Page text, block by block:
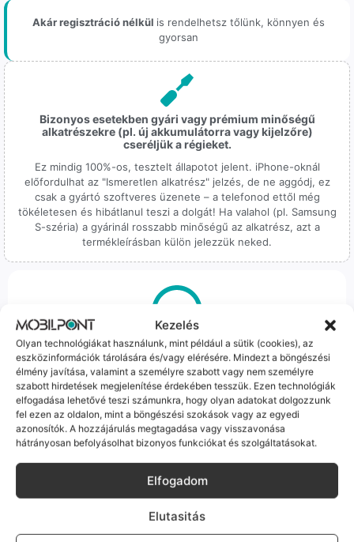
Kezelés
Olyan technológiákat használunk, mint például a sütik (cookies), az
eszközinformációk tárolására és/vagy elérésére. Mindezt a böngészési
élmény javítása, valamint a személyre szabott vagy nem személyre
szabott hirdetések megjelenítése érdekében tesszük. Ezen technológiák
elfogadása lehetővé teszi számunkra, hogy olyan adatokat dolgozzunk
fel ezen az oldalon, mint a böngészési szokások vagy az egyedi
azonosítók. A hozzájárulás megtagadása vagy visszavonása
hátrányosan befolyásolhat bizonyos funkciókat és szolgáltatásokat.
Elfogadom
Elutasitás
Akár regisztráció nélkül is rendelhetsz tőlünk, könnyen és
gyorsan
Bizonyos esetekben gyári vagy prémium minőségű
alkatrészekre (pl. új akkumulátorra vagy kijelzőre)
cseréljük a régieket.
Ez mindig 100%-os, tesztelt állapotot jelent. iPhone-oknál
előfordulhat az "Ismeretlen alkatrész" jelzés, de ne aggódj, ez
csak a gyártó szoftveres üzenete – a telefonod ettől még
tökéletesen és hibátlanul teszi a dolgát! Ha valahol (pl. Samsung
S-széria) a gyárinál rosszabb minőségű az alkatrész, azt a
termékleírásban külön jelezzük neked.
100% Elérhetőség
Sok éve a szegedi piac meghatározó szereplői vagyunk.
Nem egy arctalan webshop vagyunk: ha kérdésed van, élő
ember veszi fel a telefont, és személyesen is megtalálsz
minket Szegeden.
Korrekt Ügyintézés